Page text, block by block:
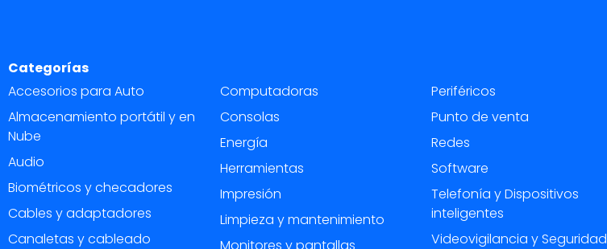
Categorías
Accesorios para Auto
Almacenamiento portátil y en
Nube
Audio
Biométricos y checadores
Cables y adaptadores
Canaletas y cableado
Computadoras
Consolas
Energía
Herramientas
Impresión
Limpieza y mantenimiento
Periféricos
Punto de venta
Redes
Software
Telefonía y Dispositivos
inteligentes
Videovigilancia y Seguridad